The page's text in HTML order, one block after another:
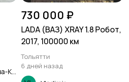
730 000 ₽
LADA (ВАЗ) XRAY 1.8 Робот,
2017, 100000 км
Тольятти
6 дней назад